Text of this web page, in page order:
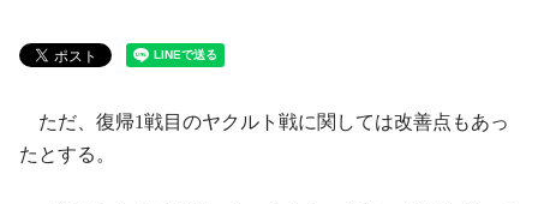
ただ、復帰1戦目のヤクルト戦に関しては改善点もあっ
たとする。